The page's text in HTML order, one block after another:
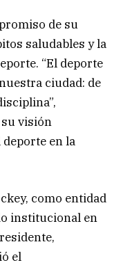
de su
saludables y la
“El deporte
ciudad: de
visión
en la
como entidad
institucional en
el